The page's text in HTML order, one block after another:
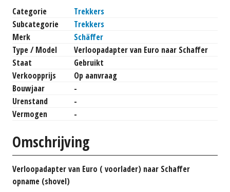
Categorie
Trekkers
Subcategorie
Trekkers
Merk
Schäffer
Type / Model
Verloopadapter van Euro naar Schaffer
Staat
Gebruikt
Verkoopprijs
Op aanvraag
Bouwjaar
-
Urenstand
-
Vermogen
-
Omschrijving
Verloopadapter van Euro ( voorlader) naar Schaffer
opname (shovel)